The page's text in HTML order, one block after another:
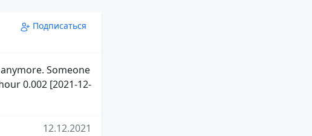
Подписаться
Someone
0.002 [2021-12-
12.12.2021